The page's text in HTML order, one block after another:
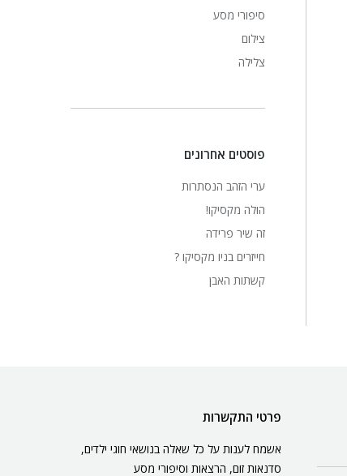
סיפורי מסע
צילום
צלילה
פוסטים אחרונים
ערי הזהב הנסתרות
הולה מקסיקו!
זה שיר פרידה
חייזרים בניו מקסיקו ?
קשתות האבן
פרטי התקשרות
אשמח לענות על כל שאלה בנושאי חוגי ילדים,
סדנאות זום, הרצאות וסיפורי מסע